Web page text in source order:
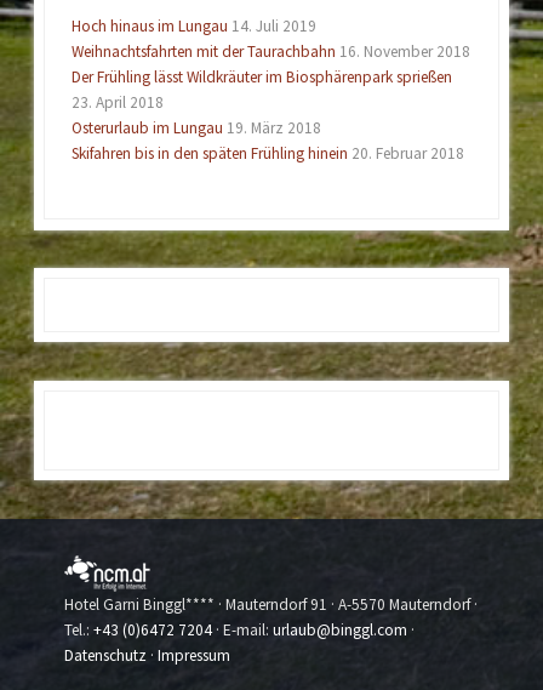
Hoch hinaus im Lungau 14. Juli 2019
Weihnachtsfahrten mit der Taurachbahn 16. November 2018
Der Frühling lässt Wildkräuter im Biosphärenpark sprießen
23. April 2018
Osterurlaub im Lungau 19. März 2018
Skifahren bis in den späten Frühling hinein 20. Februar 2018
Hotel Garni Binggl**** · Mauterndorf 91 · A-5570 Mauterndorf ·
Tel.:+43 (0)6472 7204· E-mail:urlaub@binggl.com ·
Datenschutz ·Impressum